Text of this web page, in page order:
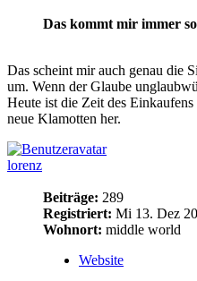
Das kommt mir immer
Das scheint mir auch genau die
um. Wenn der Glaube
Heute ist die Zeit des
neue Klamotten her.
lorenz
Beiträge: 289
Registriert: Mi 13. Dez
Wohnort: middle world
Website